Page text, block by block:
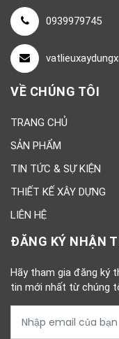
0939979745
VỀ CHÚNG TÔI
TRANG CHỦ
SẢN PHẨM
TIN TỨC & SỰ KIỆN
THIẾT KẾ XÂY DỰNG
LIÊN HỆ
ĐĂNG KÝ NHẬN
Hãy tham gia đăng ký
tin mới nhất từ chúng